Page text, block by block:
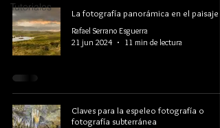
Tutoriales
La fotografía panorámica en el paisaje
Rafael Serrano Esguerra
21 jun 2024
11 min de lectura
Claves para la espeleo fotografía o
fotografía subterránea